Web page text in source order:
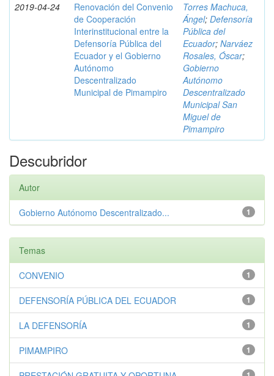
2019-04-24
Renovación del Convenio
de Cooperación
Interinstitucional entre la
Defensoría Pública del
Ecuador y el Gobierno
Autónomo
Descentralizado
Municipal de Pimampiro
Torres Machuca,
Ángel; Defensoría
Pública del
Ecuador; Narváez
Rosales, Óscar;
Gobierno
Autónomo
Descentralizado
Municipal San
Miguel de
Pimampiro
Descubridor
Autor
1
Gobierno Autónomo Descentralizado...
Temas
1
CONVENIO
1
DEFENSORÍA PÚBLICA DEL ECUADOR
1
LA DEFENSORÍA
1
PIMAMPIRO